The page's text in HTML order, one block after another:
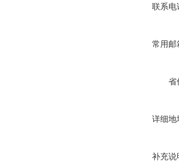
联系电
常用邮
省
详细地
补充说